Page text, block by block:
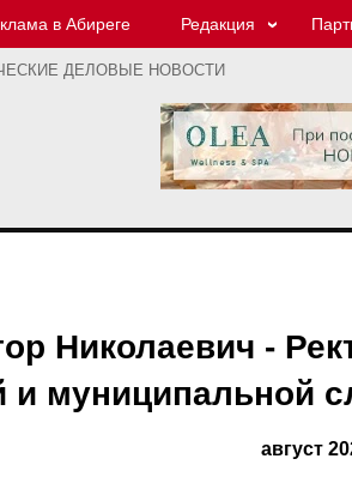
в Абиреге Редакция
ДЕЛОВЫЕ НОВОСТИ
Николаевич -
и муниципальной
август